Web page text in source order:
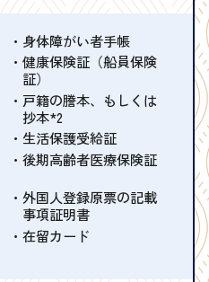
身体障がい者手帳
健康保険証（船員保険
証）
戸籍の謄本、もしくは
抄本*2
生活保護受給証
後期高齢者医療保険証
外国人登録原票の記載
事項証明書
在留カード